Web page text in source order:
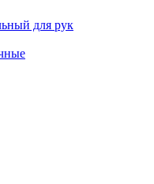
для рук